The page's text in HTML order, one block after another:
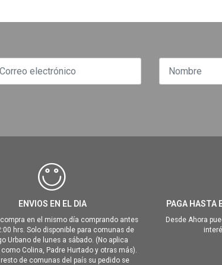
ENVIOS EN EL DIA
en el mismo día comprando antes
hrs. Solo disponible para comunas de
Urbano de lunes a sábado. (No aplica
Colina, Padre Hurtado y otras más).
resto de comunas del país su pedido se
PAGA HASTA
Desde Ahora